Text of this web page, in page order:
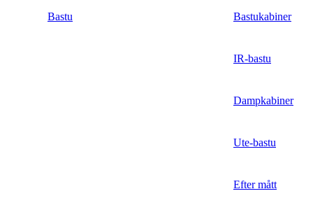
Bastu Bastukabiner
IR-bastu
Dampkabiner
Ute-bastu
Efter mått